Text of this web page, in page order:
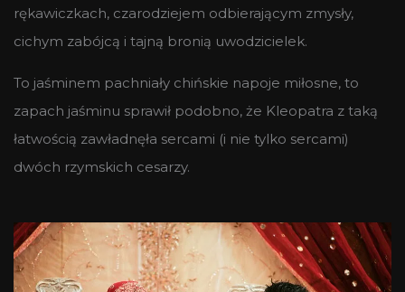
rękawiczkach, czarodziejem odbierającym zmysły,
cichym zabójcą i tajną bronią uwodzicielek.
To jaśminem pachniały chińskie napoje miłosne, to
zapach jaśminu sprawił podobno, że Kleopatra z taką
łatwością zawładnęła sercami (i nie tylko sercami)
dwóch rzymskich cesarzy.